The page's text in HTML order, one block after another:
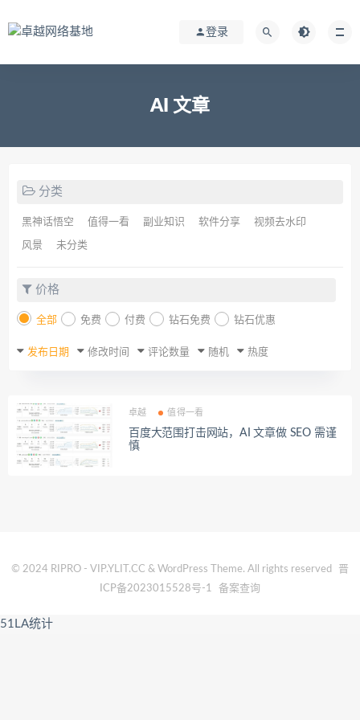
登录
AI 文章
分类
黑神话悟空 值得一看 副业知识 软件分享 视频去水印
风景 未分类
价格
全部 免费 付费 钻石免费 钻石优惠
发布日期 修改时间 评论数量 随机 热度
卓越 值得一看
百度大范围打击网站，AI 文章做 SEO 需谨
慎
© 2024 RIPRO - VIP.YLIT.CC & WordPress Theme. All rights reserved
晋
ICP备2023015528号-1
备案查询
51LA统计